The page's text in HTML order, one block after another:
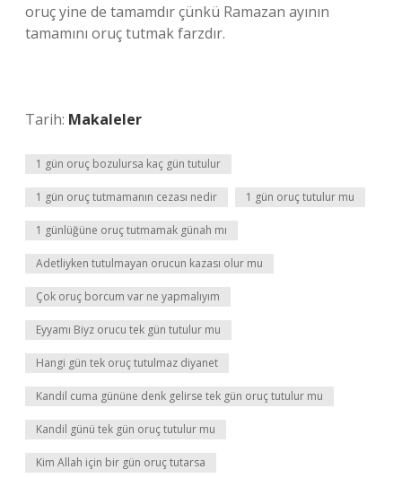
oruç yine de tamamdır çünkü Ramazan ayının
tamamını oruç tutmak farzdır.
Tarih: Makaleler
1 gün oruç bozulursa kaç gün tutulur
1 gün oruç tutmamanın cezası nedir 1 gün oruç tutulur mu
1 günlüğüne oruç tutmamak günah mı
Adetliyken tutulmayan orucun kazası olur mu
Çok oruç borcum var ne yapmalıyım
Eyyamı Biyz orucu tek gün tutulur mu
Hangi gün tek oruç tutulmaz diyanet
Kandil cuma gününe denk gelirse tek gün oruç tutulur mu
Kandil günü tek gün oruç tutulur mu
Kim Allah için bir gün oruç tutarsa